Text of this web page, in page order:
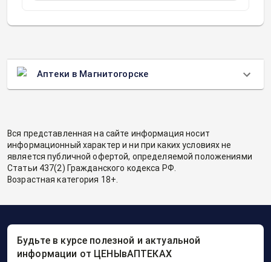
Аптеки в Магнитогорске
Вся представленная на сайте информация носит
информационный характер и ни при каких условиях не
является публичной офертой, определяемой положениями
Статьи 437(2) Гражданского кодекса РФ.
Возрастная категория 18+.
Будьте в курсе полезной и актуальной
информации от ЦЕНЫвАПТЕКАХ